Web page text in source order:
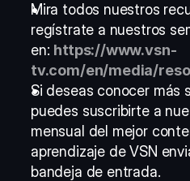
Mira todos nuestros
regístrate a nuestros
en: https://www.vsn-
tv.com/en/media/
Si deseas conocer más
puedes suscribirte a
mensual del mejor
aprendizaje de VSN
bandeja de entrada.